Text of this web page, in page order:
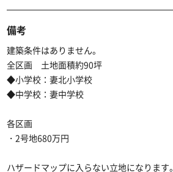
備考
建築条件はありません。
全区画 土地面積約90坪
◆小学校：妻北小学校
◆中学校：妻中学校
各区画
・2号地680万円
ハザードマップに入らない立地になります。